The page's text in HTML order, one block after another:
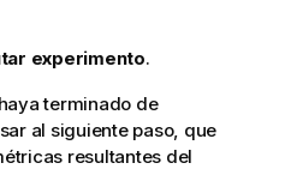
experimento.
terminado de
al siguiente paso, que
resultantes del